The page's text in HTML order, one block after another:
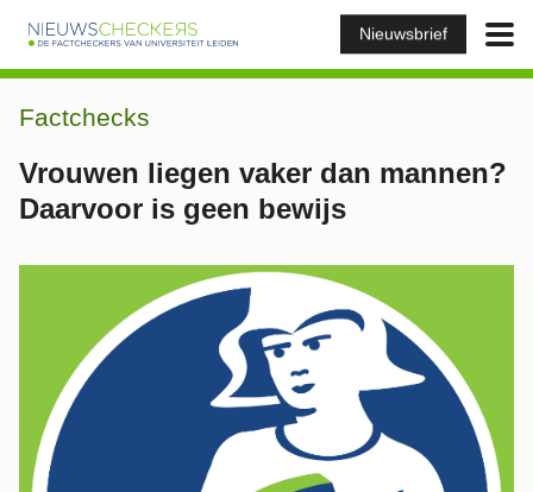
Nieuwsbrief
Factchecks
Vrouwen liegen vaker dan mannen?
Daarvoor is geen bewijs